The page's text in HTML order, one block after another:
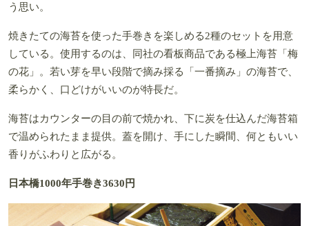
う思い。
焼きたての海苔を使った手巻きを楽しめる2種のセットを用意
している。使用するのは、同社の看板商品である極上海苔「梅
の花」。若い芽を早い段階で摘み採る「一番摘み」の海苔で、
柔らかく、口どけがいいのが特長だ。
海苔はカウンターの目の前で焼かれ、下に炭を仕込んだ海苔箱
で温められたまま提供。蓋を開け、手にした瞬間、何ともいい
香りがふわりと広がる。
日本橋1000年手巻き3630円